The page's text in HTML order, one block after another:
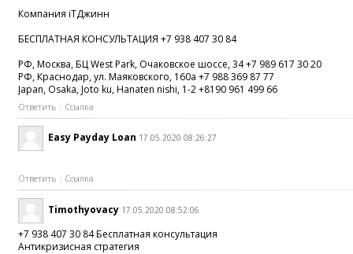
Компания iTДжинн
БЕСПЛАТНАЯ КОНСУЛЬТАЦИЯ +7 938 407 30 84
РФ, Москва, БЦ West Park, Очаковское шоссе, 34 +7 989 617 30 20
РФ, Краснодар, ул. Маяковского, 160а +7 988 369 87 77
Japan, Osaka, Joto ku, Hanaten nishi, 1-2 +8190 961 499 66
Ответить Ссылка
Easy Payday Loan 17.05.2020 08:26:27
Ответить Ссылка
Timothyovacy 17.05.2020 08:52:06
+7 938 407 30 84 Бесплатная консультация
Антикризисная стратегия